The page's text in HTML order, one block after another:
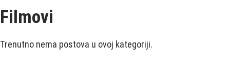
Filmovi
Trenutno nema postova u ovoj kategoriji.